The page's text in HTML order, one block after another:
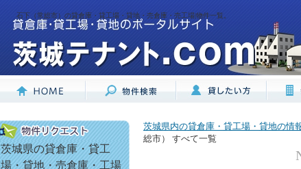
石下（常総市）の貸倉庫・貸工場・貸地・売倉庫・売工場|物件一覧。
茨城県の貸倉庫・貸工
場・貸地・売倉庫・工場
茨城県内の貸倉庫・貸工場・貸地の情
総市） すべて一覧